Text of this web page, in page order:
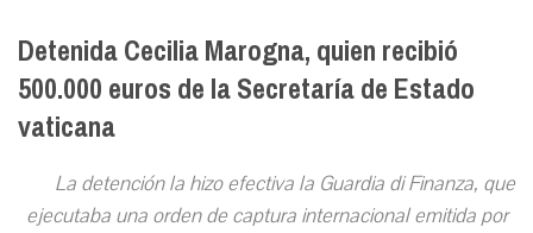
Detenida Cecilia Marogna, quien recibió
500.000 euros de la Secretaría de Estado
vaticana
La detención la hizo efectiva la Guardia di Finanza, que
ejecutaba una orden de captura internacional emitida por